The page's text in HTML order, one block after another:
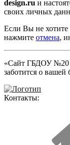
design.ru и
своих личных
Если Вы не хотите
нажмите отмена,
«Сайт ГБДОУ №20
заботится о вашей
Контакты: